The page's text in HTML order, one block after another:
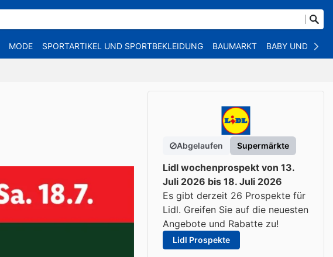
MODE SPORTARTIKEL UND SPORTBEKLEIDUNG BAUMARKT BABY UND KIND
Abgelaufen Supermärkte
Lidl wochenprospekt von 13.
Juli 2026 bis 18. Juli 2026
Es gibt derzeit 26 Prospekte für
Lidl. Greifen Sie auf die neuesten
Angebote und Rabatte zu!
Lidl Prospekte